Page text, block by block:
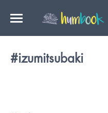
#izumitsubaki